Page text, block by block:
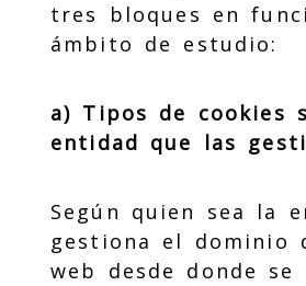
tres bloques en
ámbito de estudio:
a) Tipos de cookies
entidad que las
Según quien sea la
gestiona el dominio
web desde donde se